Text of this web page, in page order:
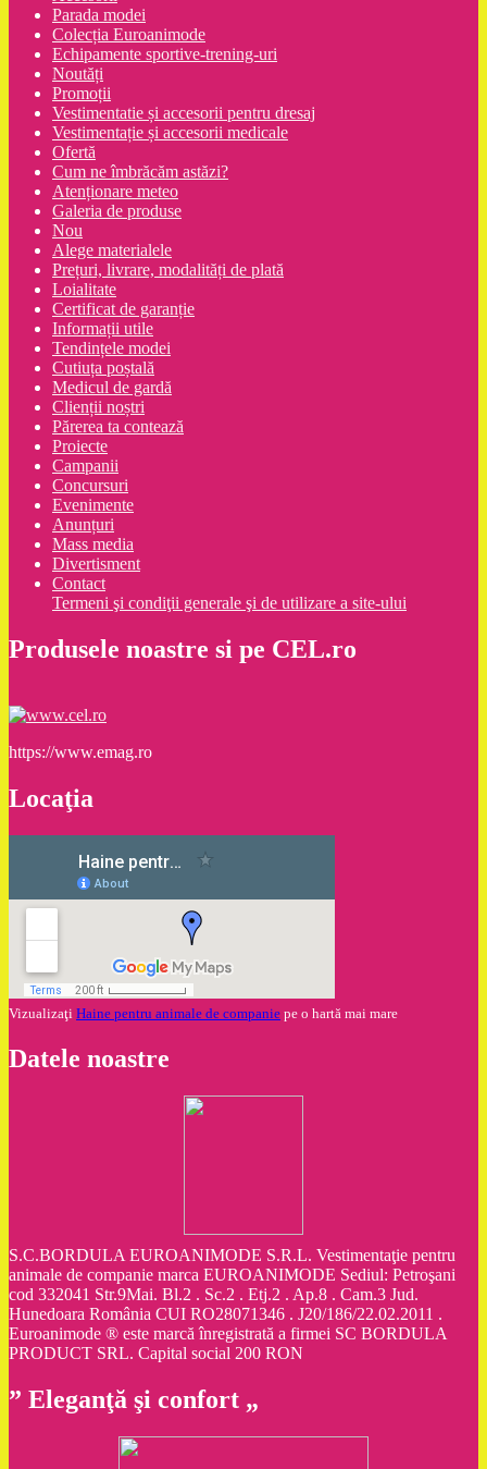
Parada modei
Colecția Euroanimode
Echipamente sportive-trening-uri
Noutăți
Promoții
Vestimentatie și accesorii pentru dresaj
Vestimentație și accesorii medicale
Ofertă
Cum ne îmbrăcăm astăzi?
Atenționare meteo
Galeria de produse
Nou
Alege materialele
Prețuri, livrare, modalități de plată
Loialitate
Certificat de garanție
Informații utile
Tendințele modei
Cutiuța poștală
Medicul de gardă
Clienții noștri
Părerea ta contează
Proiecte
Campanii
Concursuri
Evenimente
Anunțuri
Mass media
Divertisment
Contact
Termeni şi condiţii generale şi de utilizare a site-ului
Produsele noastre si pe CEL.ro
https://www.emag.ro
Locaţia
Vizualizaţi Haine pentru animale de companie pe o hartă mai mare
Datele noastre
S.C.BORDULA EUROANIMODE S.R.L. Vestimentaţie pentru
animale de companie marca EUROANIMODE Sediul: Petroşani
cod 332041 Str.9Mai. Bl.2 . Sc.2 . Etj.2 . Ap.8 . Cam.3 Jud.
Hunedoara România CUI RO28071346 . J20/186/22.02.2011 .
Euroanimode ® este marcă înregistrată a firmei SC BORDULA
PRODUCT SRL. Capital social 200 RON
” Eleganţă şi confort „